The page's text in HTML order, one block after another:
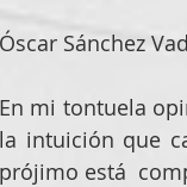
Óscar Sánchez
En mi tontuela
la intuición que
prójimo está